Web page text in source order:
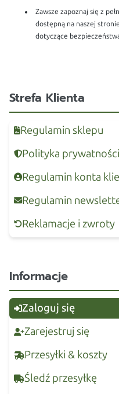
Zawsze zapoznaj się z
dostępną na naszej
dotyczące
Strefa Klienta
Regulamin sklepu
Polityka prywatności
Regulamin konta
Regulamin
Reklamacje i zwroty
Informacje
Zaloguj się
Zarejestruj się
Przesyłki & koszty
Śledź przesyłkę